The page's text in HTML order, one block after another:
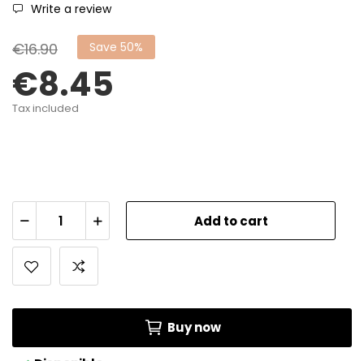
Write a review
€16.90 Save 50%
€8.45
Tax included
Add to cart
Buy now